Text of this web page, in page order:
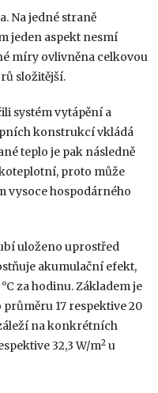
Na jedné straně
jeden aspekt nesmí
míry ovlivněna celkovou
složitější.
systém vytápění a
konstrukcí vkládá
teplo je pak následně
proto může
vysoce hospodárného
uloženo uprostřed
akumulační efekt,
za hodinu. Základem je
17 respektive 20
na konkrétních
32,3 W/m2u